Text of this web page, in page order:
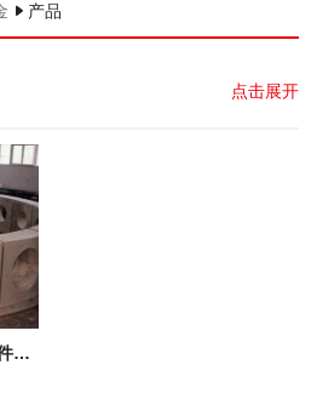
产品
高炉陶瓷杯刚玉氮化硅预制件系列产品